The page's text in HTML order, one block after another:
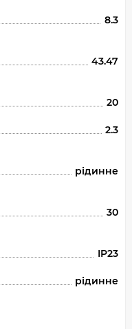
8.3
43.47
20
2.3
рідинне
30
IP23
рідинне